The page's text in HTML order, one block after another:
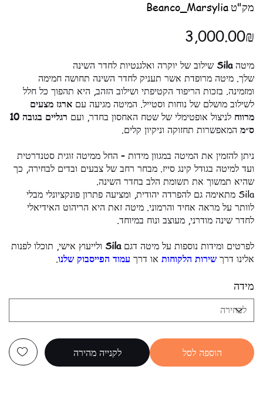
מק"ט
Beanco_Marsylia
Beanco_Marsylia
‏3,000.00 ‏₪
מיטהSila
שילוב של יוקרה ואלגנטיות לחדר השינה
שלך. מיטה מרופדת אשר תעניק לחדר השינה תחושה חמימה
ומזמינה. בזכות הריפוד הקטיפתי ושילוב הזהב, היא תהפוך כל חלל
לשילוב מושלם של נוחות וסטייל. המיטה מגיעה עם ארגז מצעים
מרווח לניצול אופטימלי של שטח האחסון בחדר, ועם
רגליים בגובה 10
ס״מ המאפשרות תחזוקה וניקיון קלים.
ניתן להזמין את המיטה במגוון מידות – החל ממיטה זוגית סטנדרטית
ועד למיטה בגודל קינג סייז. מבחר רחב של צבעים ובדים לבחירה, כך
שהיא תמשוך את תשומת הלב בחדר השינה.
Sila מתאימה גם להפרדה יהודית, ומציעה פתרון פונקציונלי מבלי
לוותר על מראה אחיד והרמוני. מיטה זאת היא הריהוט האידיאלי
לחדר שינה מודרני, מעוצב ונוח במיוחד.
לפרטים ומידות נוספות על מיטה דגםSila ולייעוץ אישי, תוכלו לפנות
אלינו דרך שירות הלקוחות או דרך עמוד הפייסבוק שלנו.
מידה
הוספה לסל לקנייה מהירה